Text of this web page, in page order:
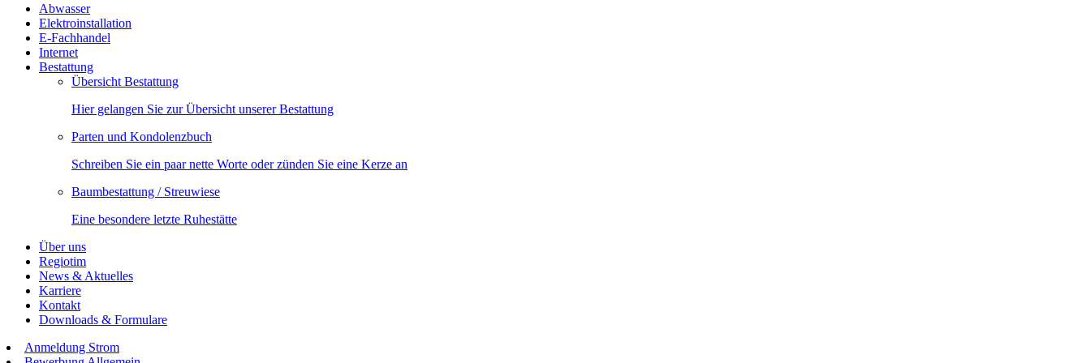
Abwasser
Elektroinstallation
E-Fachhandel
Internet
Bestattung
Übersicht Bestattung
Hier gelangen Sie zur Übersicht unserer Bestattung
Parten und Kondolenzbuch
Schreiben Sie ein paar nette Worte oder zünden Sie eine Kerze an
Baumbestattung / Streuwiese
Eine besondere letzte Ruhestätte
Über uns
Regiotim
News & Aktuelles
Karriere
Kontakt
Downloads & Formulare
Anmeldung Strom